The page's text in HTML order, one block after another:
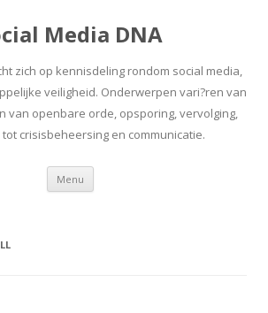
Media DNA
zich op kennisdeling rondom social media,
veiligheid. Onderwerpen vari?ren van
van openbare orde, opsporing, vervolging,
crisisbeheersing en communicatie.
Menu Spring
inhoud